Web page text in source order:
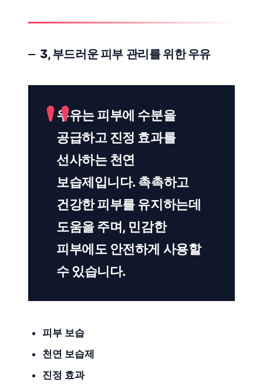
3, 부드러운피부 관리 를 위한 우유
우유는 피부에 수분을
공급하고 진정 효과를
선사하는 천연
보습제입니다. 촉촉하고
건강한 피부를 유지하는데
도움을 주며, 민감한
피부에도 안전하게 사용할
수 있습니다.
피부 보습
천연 보습제
진정 효과